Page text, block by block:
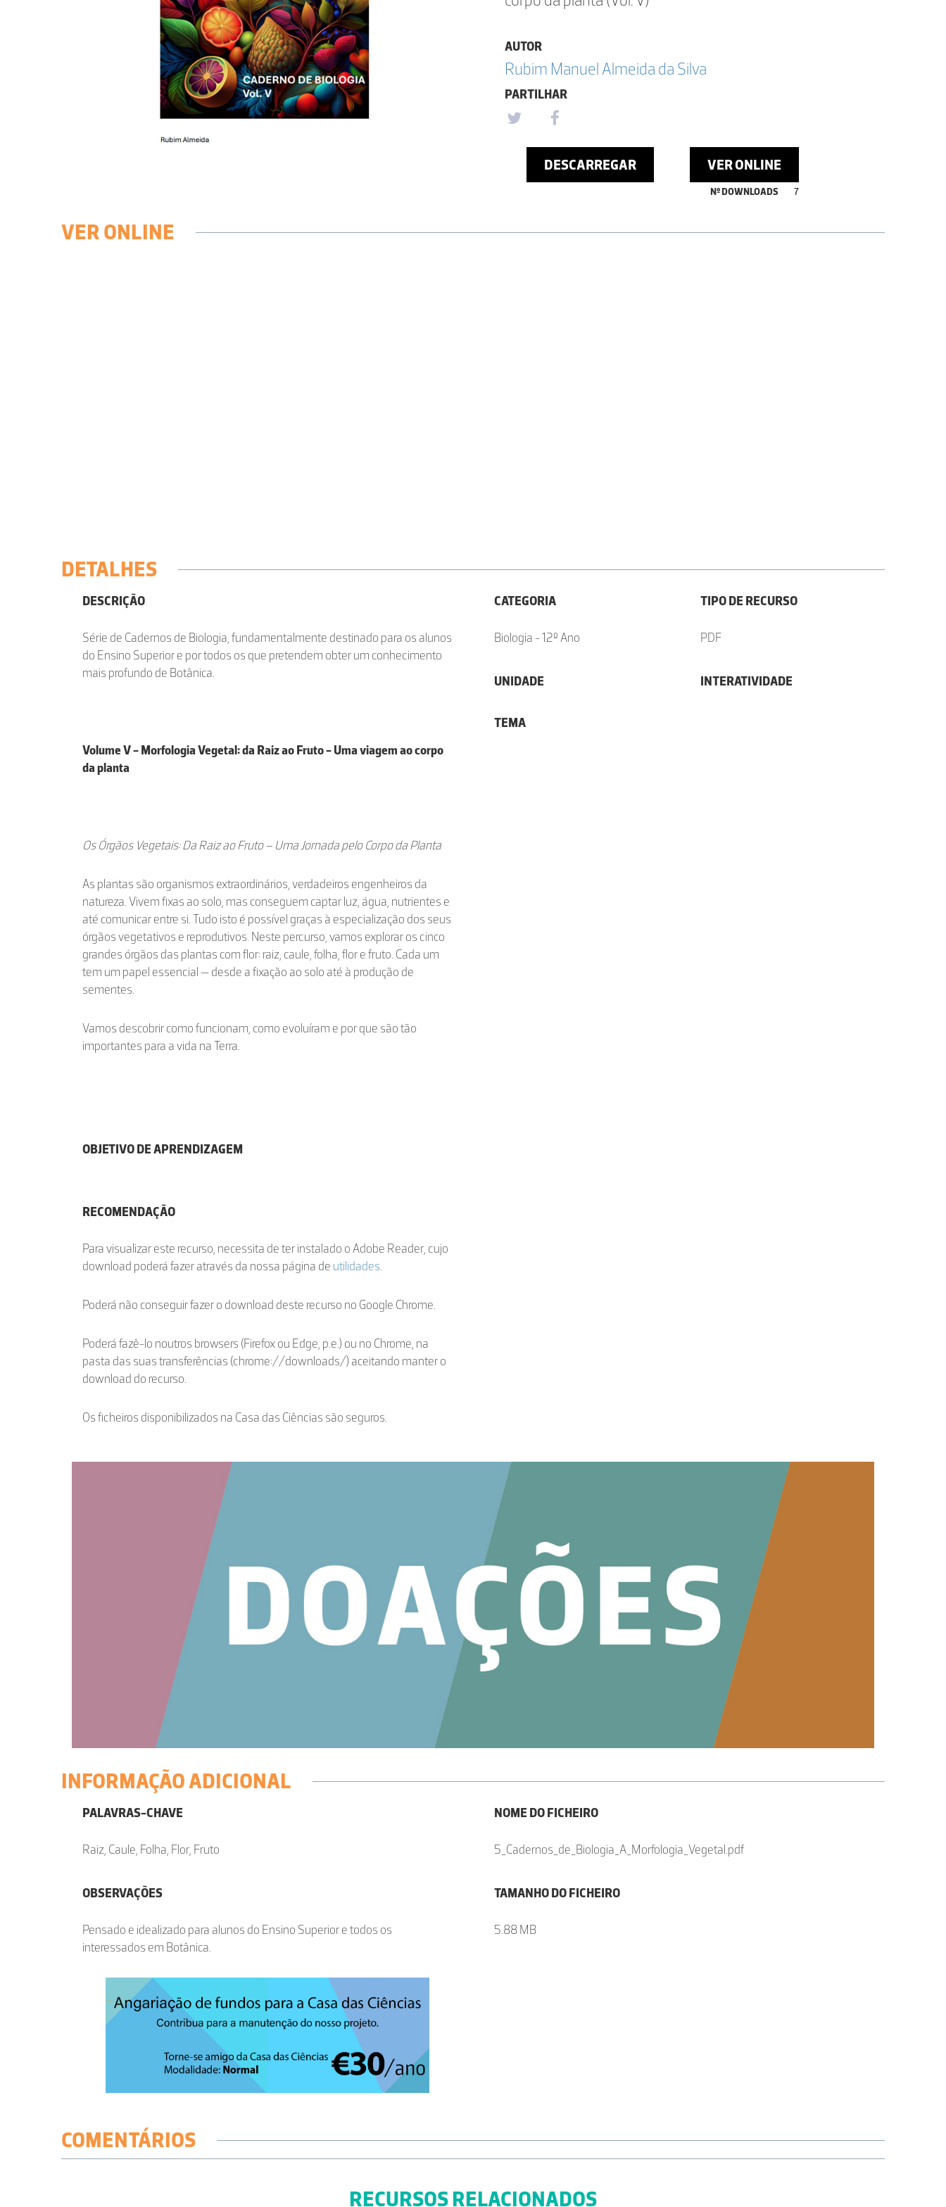
AUTOR
Rubim Manuel Almeida da Silva
PARTILHAR
DESCARREGAR VER ONLINE
Nº DOWNLOADS 7
VER ONLINE
DETALHES
DESCRIÇÃO
Série de Cadernos de Biologia, fundamentalmente destinado para os alunos
do Ensino Superior e por todos os que pretendem obter um conhecimento
mais profundo de Botânica.
Volume V - Morfologia Vegetal: da Raiz ao Fruto - Uma viagem ao corpo
da planta
Os Órgãos Vegetais: Da Raiz ao Fruto – Uma Jornada pelo Corpo da Planta
As plantas são organismos extraordinários, verdadeiros engenheiros da
natureza. Vivem fixas ao solo, mas conseguem captar luz, água, nutrientes e
até comunicar entre si. Tudo isto é possível graças à especialização dos seus
órgãos vegetativos e reprodutivos. Neste percurso, vamos explorar os cinco
grandes órgãos das plantas com flor: raiz, caule, folha, flor e fruto. Cada um
tem um papel essencial — desde a fixação ao solo até à produção de
sementes.
Vamos descobrir como funcionam, como evoluíram e por que são tão
importantes para a vida na Terra.
OBJETIVO DE APRENDIZAGEM
RECOMENDAÇÃO
Para visualizar este recurso, necessita de ter instalado o Adobe Reader, cujo
download poderá fazer através da nossa página de utilidades.
Poderá não conseguir fazer o download deste recurso no Google Chrome.
Poderá fazê-lo noutros browsers (Firefox ou Edge, p.e.) ou no Chrome, na
pasta das suas transferências (chrome://downloads/) aceitando manter o
download do recurso.
Os ficheiros disponibilizados na Casa das Ciências são seguros.
CATEGORIA
Biologia - 12º Ano
UNIDADE
TEMA
TIPO DE RECURSO
PDF
INTERATIVIDADE
INFORMAÇÃO ADICIONAL
PALAVRAS-CHAVE
Raiz, Caule, Folha, Flor, Fruto
OBSERVAÇÕES
Pensado e idealizado para alunos do Ensino Superior e todos os
interessados em Botânica.
NOME DO FICHEIRO
5_Cadernos_de_Biologia_A_Morfologia_Vegetal.pdf
TAMANHO DO FICHEIRO
5.88 MB
COMENTÁRIOS
RECURSOS RELACIONADOS